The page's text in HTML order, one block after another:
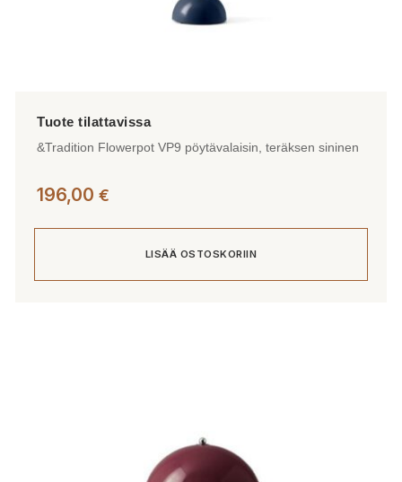
&Tradition Flowerpot VP9 pöytävalaisin, teräksen sininen
196,00 €
LISÄÄ OSTOSKORIIN